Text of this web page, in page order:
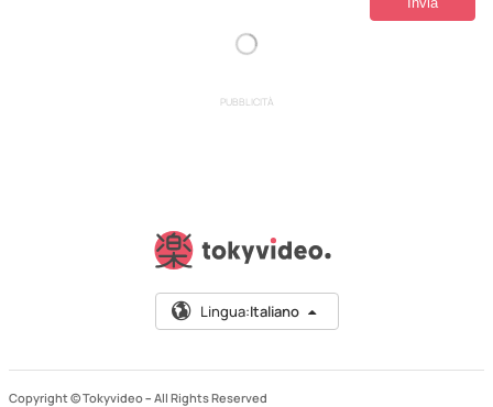
PUBBLICITÀ
Lingua:Italiano
Copyright © Tokyvideo – All Rights Reserved